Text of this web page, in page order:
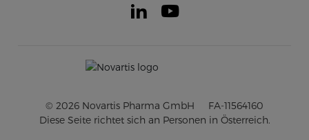
LinkedIn
© 2026 Novartis Pharma GmbH
FA-11564160
Diese Seite richtet sich an Personen in Österreich.